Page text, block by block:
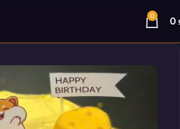
0 0